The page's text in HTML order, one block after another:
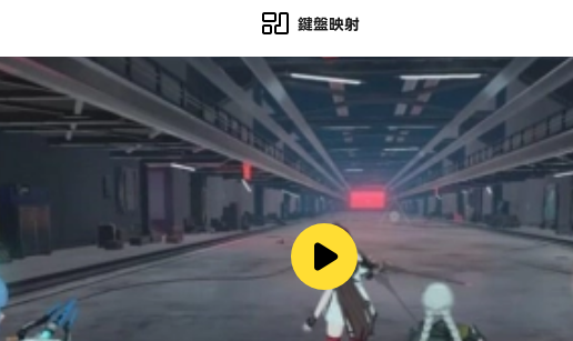
的奧秘
山、冰風暴和邪惡的 T 博士僕從抗衡 - 或者讓它們對抗你的敵人！
鍵盤映射